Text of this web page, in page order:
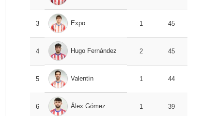
3 Expo 1 45
4 Hugo Fernández 2 45
5 Valentín 1 44
6 Álex Gómez 1 39